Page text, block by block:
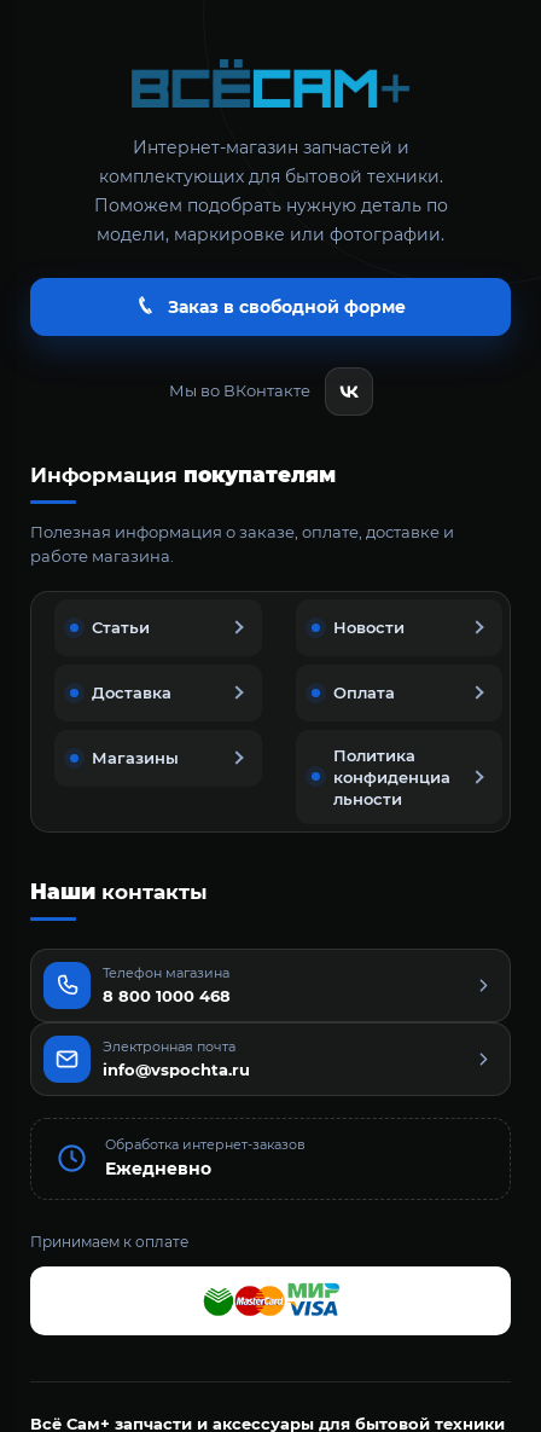
Интернет-магазин запчастей и
комплектующих для бытовой техники.
Поможем подобрать нужную деталь по
модели, маркировке или фотографии.
Заказ в свободной форме
Мы во ВКонтакте
Информация покупателям
Полезная информация о заказе, оплате, доставке и
работе магазина.
Статьи Новости
Доставка Оплата
Магазины
Политика
конфиденциа
льности
Наши контакты
Телефон магазина
8 800 1000 468
Электронная почта
info@vspochta.ru
Обработка интернет-заказов
Ежедневно
Принимаем к оплате
Всё Сам+ запчасти и аксессуары для бытовой техники